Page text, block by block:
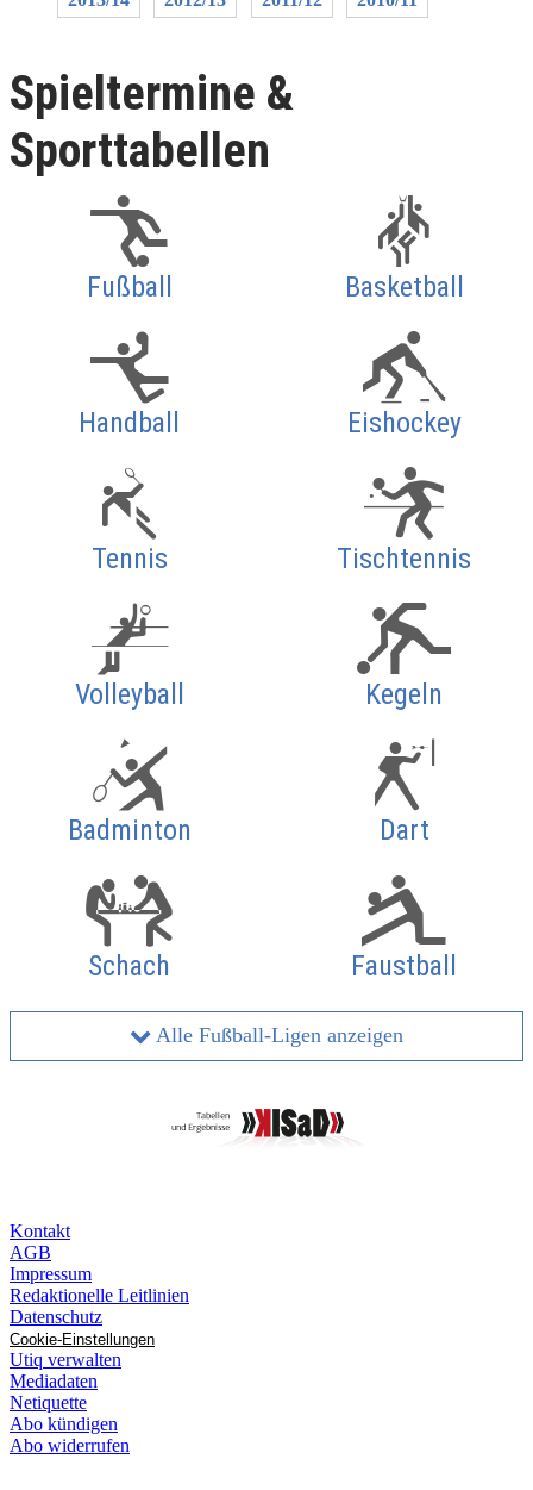
Spieltermine &
Sporttabellen
Fußball Basketball
Handball Eishockey
Tennis Tischtennis
Volleyball Kegeln
Badminton Dart
Schach Faustball
Alle Fußball-Ligen anzeigen
Kontakt
AGB
Impressum
Redaktionelle Leitlinien
Datenschutz
Cookie-Einstellungen
Utiq verwalten
Mediadaten
Netiquette
Abo kündigen
Abo widerrufen